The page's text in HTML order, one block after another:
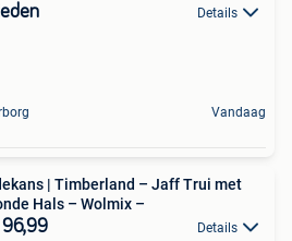
Details
Vandaag
| Timberland – Jaff Trui met
Hals – Wolmix –
Details